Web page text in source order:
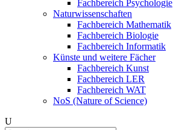
Fachbereich Psychologie
Naturwissenschaften
Fachbereich Mathematik
Fachbereich Biologie
Fachbereich Informatik
Künste und weitere Fächer
Fachbereich Kunst
Fachbereich LER
Fachbereich WAT
NoS (Nature of Science)